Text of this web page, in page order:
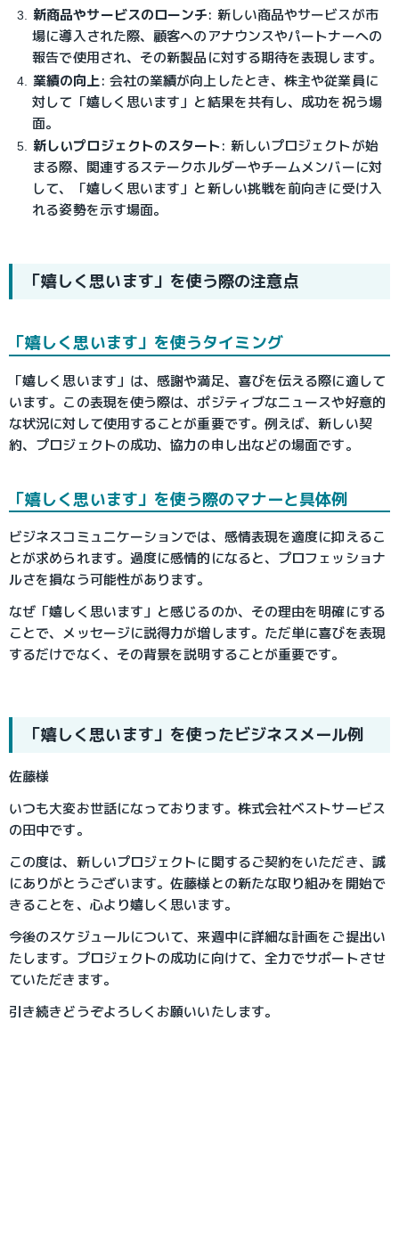
新商品やサービスのローンチ: 新しい商品やサービスが市
場に導入された際、顧客へのアナウンスやパートナーへの
報告で使用され、その新製品に対する期待を表現します。
業績の向上: 会社の業績が向上したとき、株主や従業員に
対して「嬉しく思います」と結果を共有し、成功を祝う場
面。
新しいプロジェクトのスタート: 新しいプロジェクトが始
まる際、関連するステークホルダーやチームメンバーに対
して、「嬉しく思います」と新しい挑戦を前向きに受け入
れる姿勢を示す場面。
「嬉しく思います」を使う際の注意点
「嬉しく思います」を使うタイミング
「嬉しく思います」は、感謝や満足、喜びを伝える際に適して
います。この表現を使う際は、ポジティブなニュースや好意的
な状況に対して使用することが重要です。例えば、新しい契
約、プロジェクトの成功、協力の申し出などの場面です。
「嬉しく思います」を使う際のマナーと具体例
ビジネスコミュニケーションでは、感情表現を適度に抑えるこ
とが求められます。過度に感情的になると、プロフェッショナ
ルさを損なう可能性があります。
なぜ「嬉しく思います」と感じるのか、その理由を明確にする
ことで、メッセージに説得力が増します。ただ単に喜びを表現
するだけでなく、その背景を説明することが重要です。
「嬉しく思います」を使ったビジネスメール例
佐藤様
いつも大変お世話になっております。株式会社ベストサービス
の田中です。
この度は、新しいプロジェクトに関するご契約をいただき、誠
にありがとうございます。佐藤様との新たな取り組みを開始で
きることを、心より嬉しく思います。
今後のスケジュールについて、来週中に詳細な計画をご提出い
たします。プロジェクトの成功に向けて、全力でサポートさせ
ていただきます。
引き続きどうぞよろしくお願いいたします。